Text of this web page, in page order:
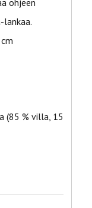
ohjeen
lankaa.
(85 % villa, 15